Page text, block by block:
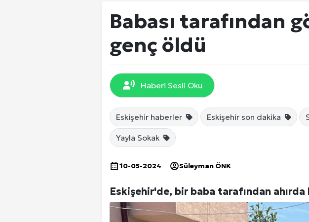
Babası tarafından
genç öldü
Haberi Sesli Oku
Eskişehir haberler Eskişehir son dakika
Yayla Sokak
10-05-2024 Süleyman ÖNK
Eskişehir'de, bir baba tarafından
Yerel Haberler